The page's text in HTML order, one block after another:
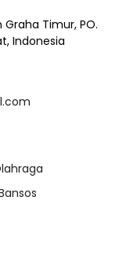
Graha Timur, PO.
Indonesia